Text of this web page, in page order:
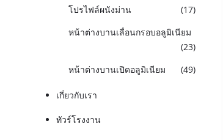
โปรไฟล์ผนังม่าน
(17)
หน้าต่างบานเลื่อนกรอบอลูมิเนียม
(23)
หน้าต่างบานเปิดอลูมิเนียม
(49)
เกี่ยวกับเรา
ทัวร์โรงงาน